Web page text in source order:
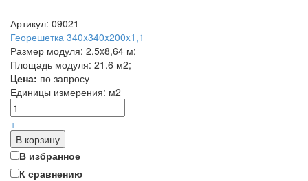
Артикул: 09021
Георешетка 340x340x200x1,1
Размер модуля: 2,5x8,64 м;
Площадь модуля: 21.6 м2;
Цена: по запросу
Единицы измерения: м2
+ -
В корзину
В избранное
К сравнению